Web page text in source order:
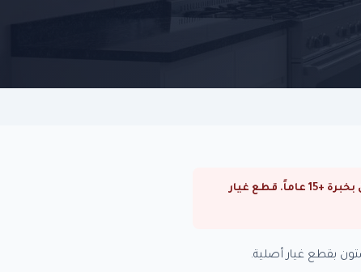
⚠ صيانة بوتاجازات اريستون في حلوان. صيانة بوتاجازات اريستون في القاهرة والجيزة. فنيون متخصصون بخبرة +15 عاماً. قطع غيار
بقطع غيار أصلية.